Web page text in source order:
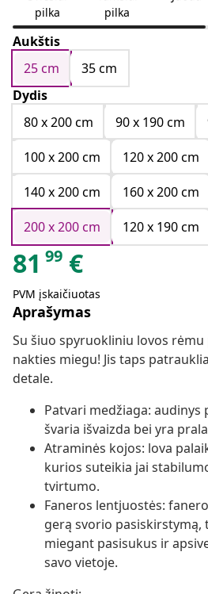
pilka
pilka
Aukštis
25 cm
35 cm
Dydis
80 x 200 cm
90 x 190 cm
100 x 200 cm
120 x 200 cm
140 x 200 cm
160 x 200 cm
200 x 200 cm
120 x 190 cm
81 99 €
PVM įskaičiuotas
Aprašymas
Su šiuo spyruokliniu lovos
nakties miegu! Jis taps
detale.
Patvari medžiaga: audinys
švaria išvaizda bei yra
Atraminės kojos: lova
kurios suteikia jai
tvirtumo.
Faneros lentjuostės:
gerą svorio pasiskirstymą,
miegant pasisukus ir
savo vietoje.